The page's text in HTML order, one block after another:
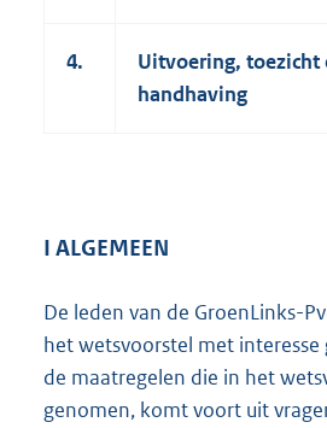
4.
Uitvoering, toezicht
handhaving
I ALGEMEEN
De leden van de GroenLinks-
het wetsvoorstel met interesse
de maatregelen die in het
genomen, komt voort uit